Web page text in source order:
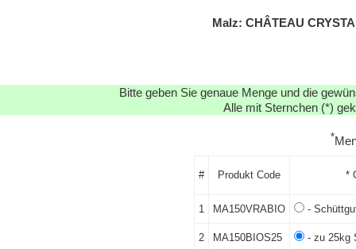
Malz: CHÂTEAU
Bitte geben Sie genaue Menge und die
Alle mit Sternchen (*)
*
# Produkt Code *
1 MA150VRABIO -
2 MA150BIOS25 - zu 25kg